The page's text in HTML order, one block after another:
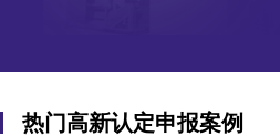
热门高新认定申报案例